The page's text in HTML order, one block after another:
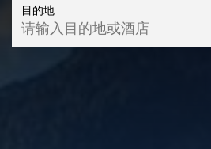
目的地
请输入目的地或酒店